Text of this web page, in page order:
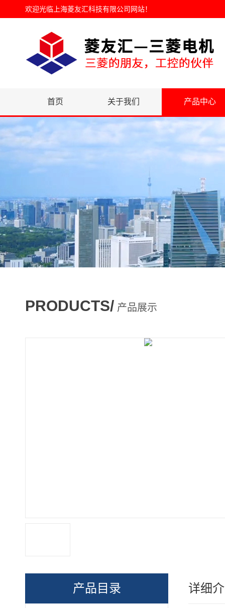
欢迎光临 上海菱友汇科技有限公司网站！
首页 关于我们 产品中心
PRODUCTS/ 产品展示
产品目录 详细